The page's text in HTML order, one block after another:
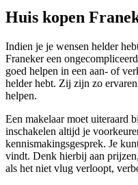
Huis kopen
Indien je je wensen helder
Franeker een
goed helpen in een aan- of
helder hebt. Zij zijn zo
helpen.
Een makelaar moet uiteraard
inschakelen altijd je
kennismakingsgesprek. Je
vindt. Denk hierbij aan
als het niet vlug verloopt,